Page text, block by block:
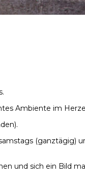
Ambiente im
(ganztägig)
und sich ein Bild